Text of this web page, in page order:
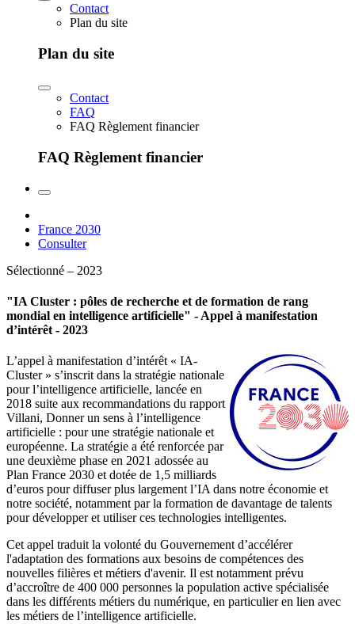
Contact
Plan du site
Plan du site
Contact
FAQ
FAQ Règlement financier
FAQ Règlement financier
France 2030
Consulter
Sélectionné – 2023
"IA Cluster : pôles de recherche et de formation de rang
mondial en intelligence artificielle" - Appel à manifestation
d’intérêt - 2023
L’appel à manifestation d’intérêt « IA-
Cluster » s’inscrit dans la stratégie nationale
pour l’intelligence artificielle, lancée en
2018 suite aux recommandations du rapport
Villani, Donner un sens à l’intelligence
artificielle : pour une stratégie nationale et
européenne. La stratégie a été renforcée par
une deuxième phase en 2021 adossée au
Plan France 2030 et dotée de 1,5 milliards
d’euros pour diffuser plus largement l’IA dans notre économie et
notre société, notamment par la formation de davantage de talents
pour développer et utiliser ces technologies intelligentes.
Cet appel traduit la volonté du Gouvernement d’accélérer
l'adaptation des formations aux besoins de compétences des
nouvelles filières et métiers d'avenir. Il est notamment prévu
d’accroître de 400 000 personnes la population active spécialisée
dans les différents métiers du numérique, en particulier en lien avec
les métiers de l’intelligence artificielle.